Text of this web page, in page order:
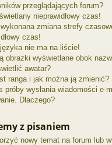
przeglądających forum?
nieprawidłowy czas!
wykonana zmiana strefy
czas!
nie ma na liście!
obrazki wyświetlane obok
awatar?
ranga i jak można ją zmienić?
próby wysłania wiadomości
Dlaczego?
z pisaniem
nowy temat na forum lub